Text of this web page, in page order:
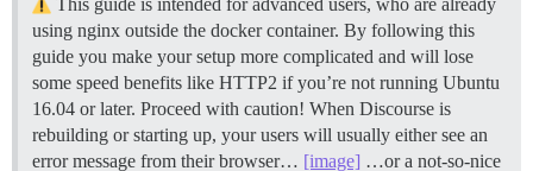
This guide is intended for advanced users, who are already
using nginx outside the docker container. By following this
guide you make your setup more complicated and will lose
some speed benefits like HTTP2 if you’re not running Ubuntu
16.04 or later. Proceed with caution! When Discourse is
rebuilding or starting up, your users will usually either see an
error message from their browser… [image] …or a not-so-nice